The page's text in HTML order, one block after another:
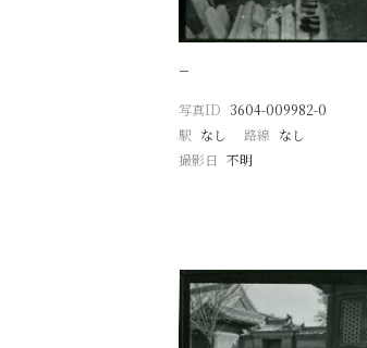
−
写真ID 3604-009982-0
駅 なし 路線 なし
撮影日 不明